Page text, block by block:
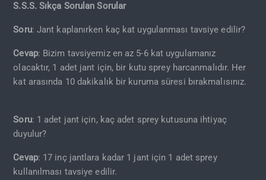
S.S.S. Sıkça Sorulan Sorular
Soru: Jant kaplanırken kaç kat uygulanması tavsiye edilir?
Cevap: Bizim tavsiyemiz en az 5-6 kat uygulamanız
olacaktır, 1 adet jant için, bir kutu sprey harcanmalıdır. Her
kat arasında 10 dakikalık bir kuruma süresi bırakmalısınız.
Soru: 1 adet jant için, kaç adet sprey kutusuna ihtiyaç
duyulur?
Cevap: 17 inç jantlara kadar 1 jant için 1 adet sprey
kullanılması tavsiye edilir.